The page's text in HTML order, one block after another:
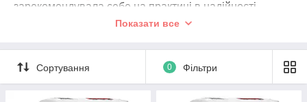
зарекомендувала себе на практиці в надійності,
довговічності, простоті і зручності застосування.
как при устройстве гидроизоляции цементных и
бетонных оснований и конструкций на серьезных
Показати все
Сортування 0 Фільтри